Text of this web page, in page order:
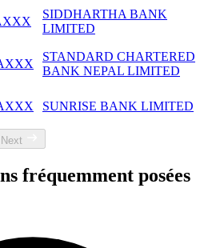
SIDDHARTHA BANK
LIMITED
STANDARD CHARTERED
BANK NEPAL LIMITED
SUNRISE BANK LIMITED
Next
fréquemment posées